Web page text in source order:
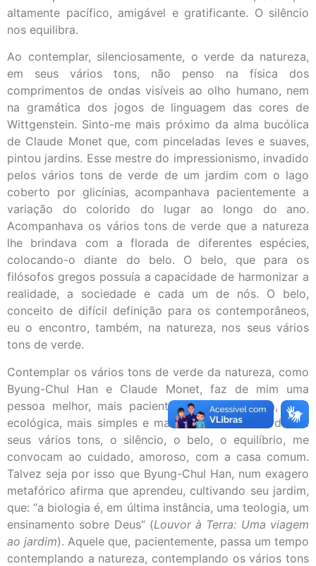
altamente pacífico, amigável e gratificante. O silêncio
nos equilibra.
Ao contemplar, silenciosamente, o verde da natureza,
em seus vários tons, não penso na física dos
comprimentos de ondas visíveis ao olho humano, nem
na gramática dos jogos de linguagem das cores de
Wittgenstein. Sinto-me mais próximo da alma bucólica
de Claude Monet que, com pinceladas leves e suaves,
pintou jardins. Esse mestre do impressionismo, invadido
pelos vários tons de verde de um jardim com o lago
coberto por glicínias, acompanhava pacientemente a
variação do colorido do lugar ao longo do ano.
Acompanhava os vários tons de verde que a natureza
lhe brindava com a florada de diferentes espécies,
colocando-o diante do belo. O belo, que para os
filósofos gregos possuía a capacidade de harmonizar a
realidade, a sociedade e cada um de nós. O belo,
conceito de difícil definição para os contemporâneos,
eu o encontro, também, na natureza, nos seus vários
tons de verde.
Contemplar os vários tons de verde da natureza, como
Byung-Chul Han e Claude Monet, faz de mim uma
pessoa melhor, mais paciente, mais equilibrada, mais
ecológica, mais simples e mais silenciosa. O verde em
seus vários tons, o silêncio, o belo, o equilíbrio, me
convocam ao cuidado, amoroso, com a casa comum.
Talvez seja por isso que Byung-Chul Han, num exagero
metafórico afirma que aprendeu, cultivando seu jardim,
que: “a biologia é, em última instância, uma teologia, um
ensinamento sobre Deus” (Louvor à Terra: Uma viagem
ao jardim). Aquele que, pacientemente, passa um tempo
contemplando a natureza, contemplando os vários tons